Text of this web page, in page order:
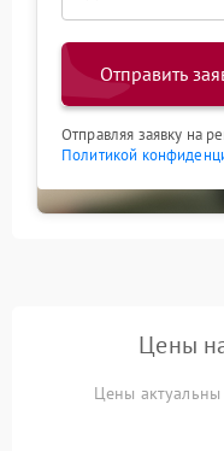
Отправить
Отправляя заявку на
Политикой
Цены
Цены